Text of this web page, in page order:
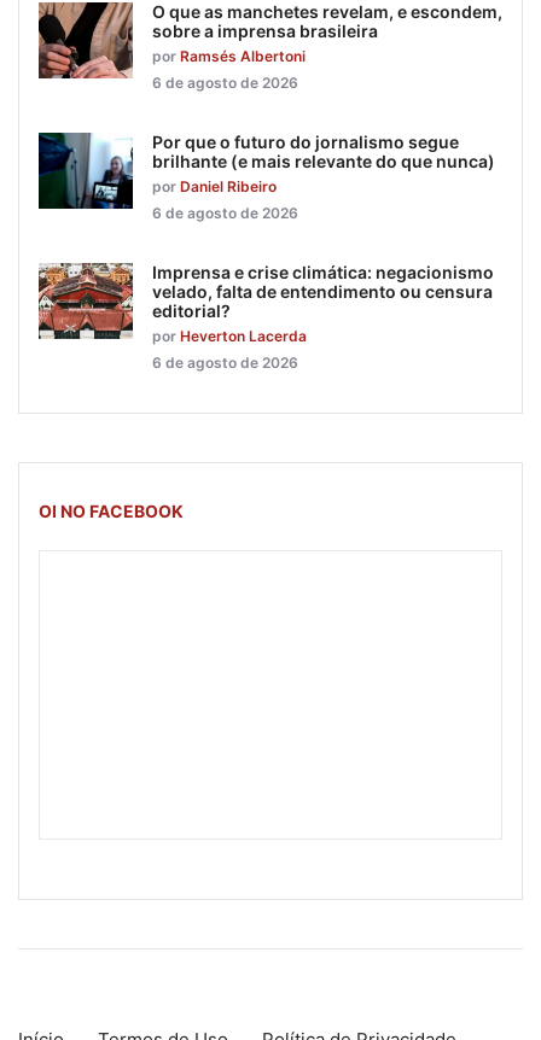
O que as manchetes revelam, e escondem,
sobre a imprensa brasileira
por Ramsés Albertoni
6 de agosto de 2026
Por que o futuro do jornalismo segue
brilhante (e mais relevante do que nunca)
por Daniel Ribeiro
6 de agosto de 2026
Imprensa e crise climática: negacionismo
velado, falta de entendimento ou censura
editorial?
por Heverton Lacerda
6 de agosto de 2026
OI NO FACEBOOK